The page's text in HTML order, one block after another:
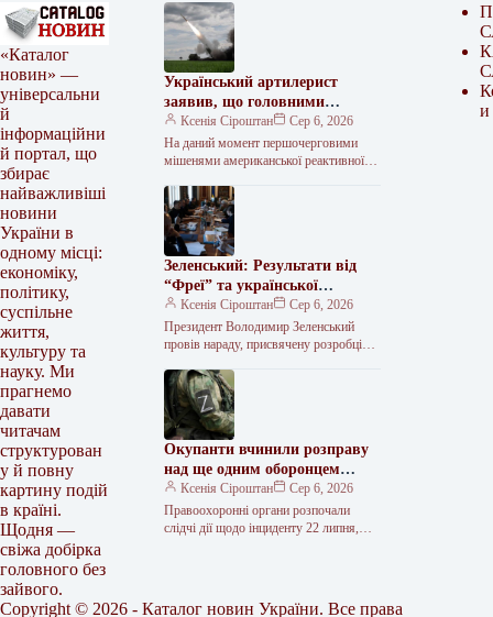
«Каталог
новин» —
універсальни
й
інформаційни
й портал, що
збирає
найважливіші
новини
України в
одному місці:
економіку,
політику,
суспільне
життя,
культуру та
науку. Ми
прагнемо
давати
читачам
структурован
у й повну
картину подій
в країні.
Щодня —
свіжа добірка
головного без
зайвого.
Український артилерист
заявив, що головними
мішенями для HIMARS нині є
російські далекобійні гармати.
Ксенія Сіроштан
Сер 6, 2026
На даний момент першочерговими
мішенями американської реактивної
далекобійні артилерійські установки
російських військ, що
використовуються для…
Зеленський: Результати від
“Фреї” та української
балістики очікуються у 2026-
2027 роках
Ксенія Сіроштан
Сер 6, 2026
Президент Володимир Зеленський
провів нараду, присвячену розробці
реалізації завдань проєкту
протиракетної оборони “Фрея”. За
його словами,…
Окупанти вчинили розправу
над ще одним оборонцем
України на Донеччині.
Ксенія Сіроштан
Сер 6, 2026
Правоохоронні органи розпочали
слідчі дії щодо інциденту 22 липня,
и
Copyright © 2026 - Каталог новин України. Все права